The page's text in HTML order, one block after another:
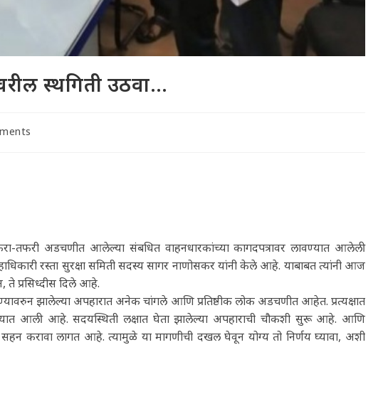
स्थगिती उठवा…
तफरी अडचणीत आलेल्या संबधित वाहनधारकांच्या कागदपत्रावर लावण्यात आलेली
रस्ता सुरक्षा समिती सदस्य सागर नाणोसकर यांनी केले आहे. याबाबत त्यांनी आज
ते प्रसिध्दीस दिले आहे.
झालेल्या अपहारात अनेक चांगले आणि प्रतिष्ठीक लोक अडचणीत आहेत. प्रत्यक्षात
आली आहे. सदयस्थिती लक्षात घेता झालेल्या अपहाराची चौकशी सुरू आहे. आणि
सहन करावा लागत आहे. त्यामुळे या मागणीची दखल घेवून योग्य तो निर्णय घ्यावा, अशी